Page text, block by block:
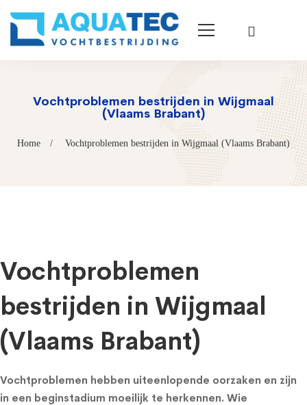
Vochtproblemen bestrijden in Wijgmaal
(Vlaams Brabant)
Home Vochtproblemen bestrijden in Wijgmaal (Vlaams Brabant)
Vochtproblemen
bestrijden in Wijgmaal
(Vlaams Brabant)
Vochtproblemen hebben uiteenlopende oorzaken en zijn
in een beginstadium moeilijk te herkennen. Wie